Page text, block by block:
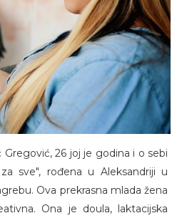
26 joj je godina i o sebi
sve", rođena u Aleksandriji u
Ova prekrasna mlada žena
Ona je doula, laktacijska